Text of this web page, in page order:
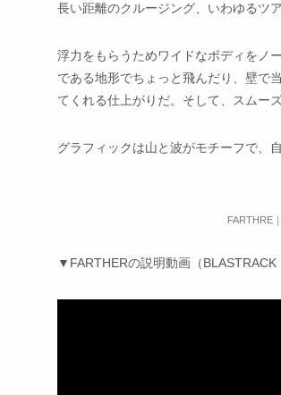
長い距離のクルージング、いわゆるツ
浮力をもらうためワイドなボディをノ
である地形でちょっと飛んだり、壁で
てくれる仕上がりだ。そして、スムー
グラフィックは山と波がモチーフで、
FARTHRE
▼FARTHERの説明動画（BLASTRACK